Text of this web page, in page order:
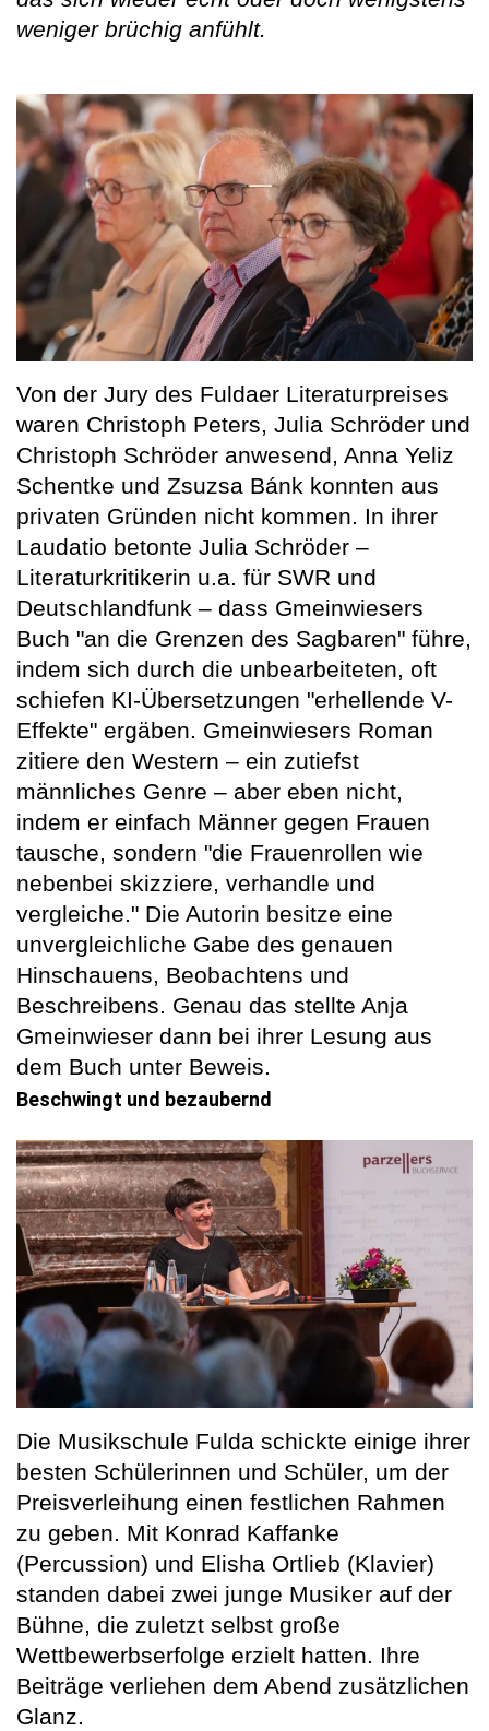
weniger brüchig anfühlt.
Von der Jury des Fuldaer Literaturpreises
waren Christoph Peters, Julia Schröder und
Christoph Schröder anwesend, Anna Yeliz
Schentke und Zsuzsa Bánk konnten aus
privaten Gründen nicht kommen. In ihrer
Laudatio betonte Julia Schröder –
Literaturkritikerin u.a. für SWR und
Deutschlandfunk – dass Gmeinwiesers
Buch "an die Grenzen des Sagbaren" führe,
indem sich durch die unbearbeiteten, oft
schiefen KI-Übersetzungen "erhellende V-
Effekte" ergäben. Gmeinwiesers Roman
zitiere den Western – ein zutiefst
männliches Genre – aber eben nicht,
indem er einfach Männer gegen Frauen
tausche, sondern "die Frauenrollen wie
nebenbei skizziere, verhandle und
vergleiche." Die Autorin besitze eine
unvergleichliche Gabe des genauen
Hinschauens, Beobachtens und
Beschreibens. Genau das stellte Anja
Gmeinwieser dann bei ihrer Lesung aus
dem Buch unter Beweis.
Beschwingt und bezaubernd
Die Musikschule Fulda schickte einige ihrer
besten Schülerinnen und Schüler, um der
Preisverleihung einen festlichen Rahmen
zu geben. Mit Konrad Kaffanke
(Percussion) und Elisha Ortlieb (Klavier)
standen dabei zwei junge Musiker auf der
Bühne, die zuletzt selbst große
Wettbewerbserfolge erzielt hatten. Ihre
Beiträge verliehen dem Abend zusätzlichen
Glanz.